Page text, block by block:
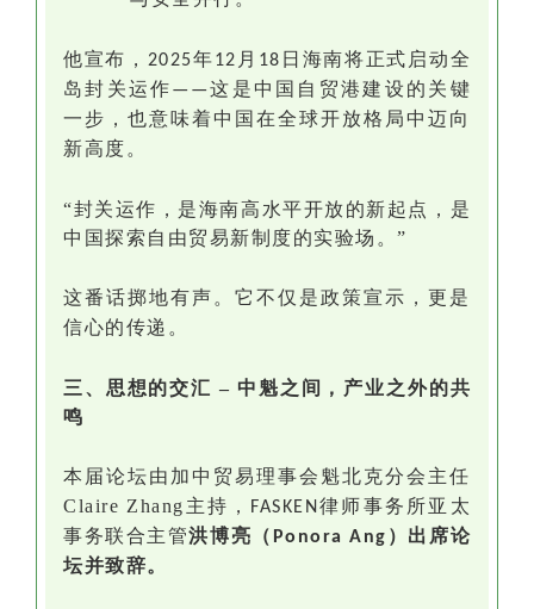
他宣布， 2025年12 月 18 日海南将正式启动全
岛封关运作——这是中国自贸港建设的关键
一步，也意味着中国在全球开放格局中迈向
新高度。
“封关运作，是海南高水平开放的新起点，是
中国探索自由贸易新制度的实验场。”
这番话掷地有声。它不仅是政策宣示，更是
信心的传递。
三、思想的交汇 – 中魁之间，产业之外的共
鸣
本届论坛由加中贸易理事会魁北克分会主任
Claire Zhang主持， FASKEN律师事务所亚太
事务联合主管洪博亮（ Ponora Ang ） 出席论
坛并致辞。